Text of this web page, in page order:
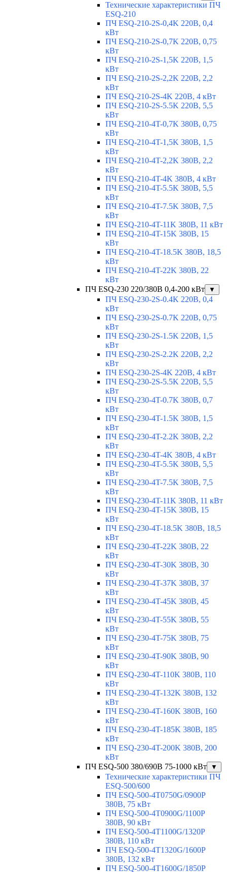
Технические характеристики ПЧ
ESQ-210
ПЧ ESQ-210-2S-0,4K 220В, 0,4
кВт
ПЧ ESQ-210-2S-0,7K 220В, 0,75
кВт
ПЧ ESQ-210-2S-1,5K 220В, 1,5
кВт
ПЧ ESQ-210-2S-2,2K 220В, 2,2
кВт
ПЧ ESQ-210-2S-4K 220В, 4 кВт
ПЧ ESQ-210-2S-5.5K 220В, 5,5
кВт
ПЧ ESQ-210-4T-0,7K 380В, 0,75
кВт
ПЧ ESQ-210-4T-1,5K 380В, 1,5
кВт
ПЧ ESQ-210-4T-2,2K 380В, 2,2
кВт
ПЧ ESQ-210-4T-4K 380В, 4 кВт
ПЧ ESQ-210-4T-5.5K 380В, 5,5
кВт
ПЧ ESQ-210-4T-7.5K 380В, 7,5
кВт
ПЧ ESQ-210-4T-11K 380В, 11 кВт
ПЧ ESQ-210-4T-15K 380В, 15
кВт
ПЧ ESQ-210-4T-18.5K 380В, 18,5
кВт
ПЧ ESQ-210-4T-22K 380В, 22
кВт
ПЧ ESQ-230 220/380В 0,4-200 кВт
▼
ПЧ ESQ-230-2S-0.4K 220В, 0,4
кВт
ПЧ ESQ-230-2S-0.7K 220В, 0,75
кВт
ПЧ ESQ-230-2S-1.5K 220В, 1,5
кВт
ПЧ ESQ-230-2S-2.2K 220В, 2,2
кВт
ПЧ ESQ-230-2S-4K 220В, 4 кВт
ПЧ ESQ-230-2S-5.5K 220В, 5,5
кВт
ПЧ ESQ-230-4T-0.7K 380В, 0,7
кВт
ПЧ ESQ-230-4T-1.5K 380В, 1,5
кВт
ПЧ ESQ-230-4T-2.2K 380В, 2,2
кВт
ПЧ ESQ-230-4T-4K 380В, 4 кВт
ПЧ ESQ-230-4T-5.5K 380В, 5,5
кВт
ПЧ ESQ-230-4T-7.5K 380В, 7,5
кВт
ПЧ ESQ-230-4T-11K 380В, 11 кВт
ПЧ ESQ-230-4T-15K 380В, 15
кВт
ПЧ ESQ-230-4T-18.5K 380В, 18,5
кВт
ПЧ ESQ-230-4T-22K 380В, 22
кВт
ПЧ ESQ-230-4T-30K 380В, 30
кВт
ПЧ ESQ-230-4T-37K 380В, 37
кВт
ПЧ ESQ-230-4T-45K 380В, 45
кВт
ПЧ ESQ-230-4T-55K 380В, 55
кВт
ПЧ ESQ-230-4T-75K 380В, 75
кВт
ПЧ ESQ-230-4T-90K 380В, 90
кВт
ПЧ ESQ-230-4T-110K 380В, 110
кВт
ПЧ ESQ-230-4T-132K 380В, 132
кВт
ПЧ ESQ-230-4T-160K 380В, 160
кВт
ПЧ ESQ-230-4T-185K 380В, 185
кВт
ПЧ ESQ-230-4T-200K 380В, 200
кВт
ПЧ ESQ-500 380/690В 75-1000 кВт
▼
Технические характеристики ПЧ
ESQ-500/600
ПЧ ESQ-500-4T0750G/0900P
380В, 75 кВт
ПЧ ESQ-500-4T0900G/1100P
380В, 90 кВт
ПЧ ESQ-500-4T1100G/1320P
380В, 110 кВт
ПЧ ESQ-500-4T1320G/1600P
380В, 132 кВт
ПЧ ESQ-500-4T1600G/1850P